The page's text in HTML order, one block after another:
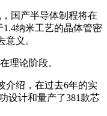
国产半导体制程将在
1.4纳米工艺的晶体管密
义。
理论阶段。
介绍，在过去6年的实
设计和量产了381款芯